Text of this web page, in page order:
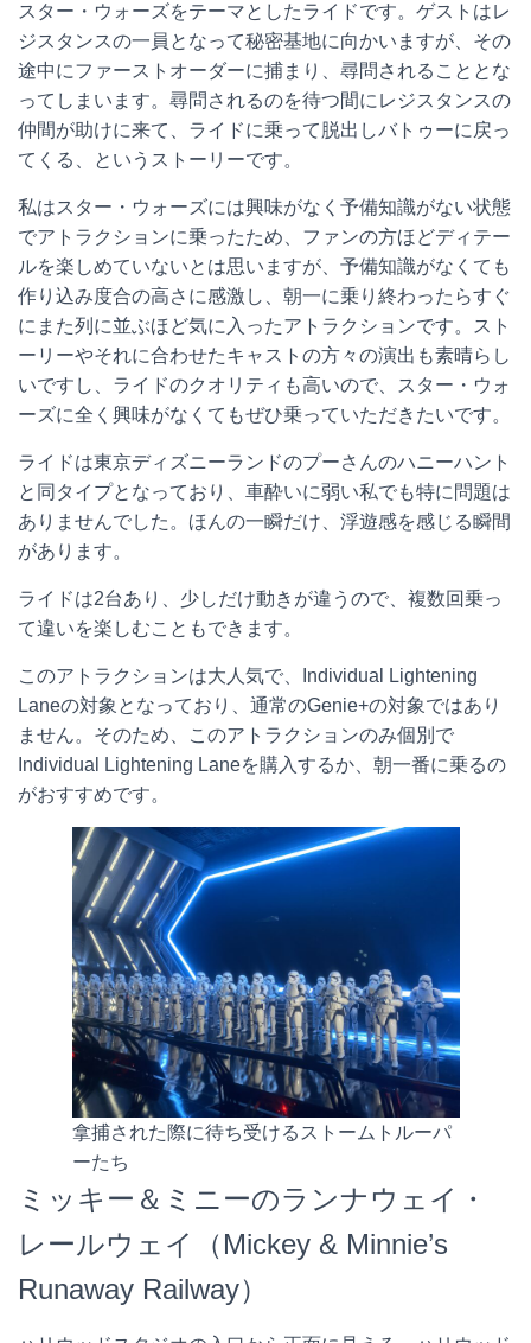
スター・ウォーズをテーマとしたライドです。ゲストはレ
ジスタンスの一員となって秘密基地に向かいますが、その
途中にファーストオーダーに捕まり、尋問されることとな
ってしまいます。尋問されるのを待つ間にレジスタンスの
仲間が助けに来て、ライドに乗って脱出しバトゥーに戻っ
てくる、というストーリーです。
私はスター・ウォーズには興味がなく予備知識がない状態
でアトラクションに乗ったため、ファンの方ほどディテー
ルを楽しめていないとは思いますが、予備知識がなくても
作り込み度合の高さに感激し、朝一に乗り終わったらすぐ
にまた列に並ぶほど気に入ったアトラクションです。スト
ーリーやそれに合わせたキャストの方々の演出も素晴らし
いですし、ライドのクオリティも高いので、スター・ウォ
ーズに全く興味がなくてもぜひ乗っていただきたいです。
ライドは東京ディズニーランドのプーさんのハニーハント
と同タイプとなっており、車酔いに弱い私でも特に問題は
ありませんでした。ほんの一瞬だけ、浮遊感を感じる瞬間
があります。
ライドは2台あり、少しだけ動きが違うので、複数回乗っ
て違いを楽しむこともできます。
このアトラクションは大人気で、Individual Lightening
Laneの対象となっており、通常のGenie+の対象ではあり
ません。そのため、このアトラクションのみ個別で
Individual Lightening Laneを購入するか、朝一番に乗るの
がおすすめです。
拿捕された際に待ち受けるストームトルーパ
ーたち
ミッキー＆ミニーのランナウェイ・
レールウェイ（Mickey & Minnie’s
Runaway Railway）